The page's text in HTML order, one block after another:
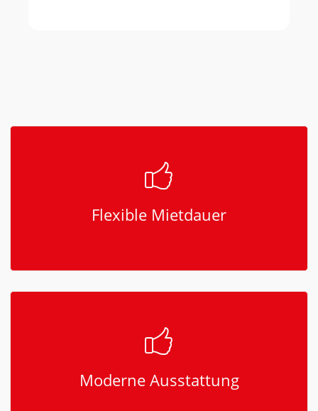
Flexible Mietdauer
Moderne Ausstattung